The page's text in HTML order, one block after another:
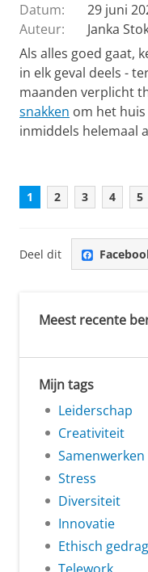
Datum:
29 juni
Auteur:
Janka
Als alles goed gaat,
in elk geval deels -
maanden verplicht
snakken om het
inmiddels helemaal
1 2 3 4 5
Deel dit
Meest recente
Mijn tags
Leiderschap
Creativiteit
Samenwerken
Stress
Diversiteit
Innovatie
Ethisch gedrag